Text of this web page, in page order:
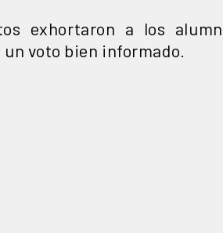
exhortaron a los
un voto bien informado.